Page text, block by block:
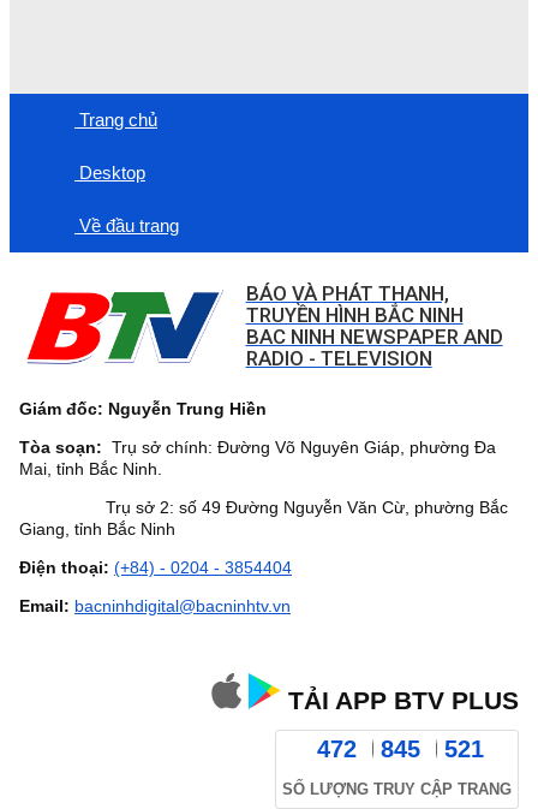
Trang chủ
Desktop
Về đầu trang
BÁO VÀ PHÁT THANH,
TRUYỀN HÌNH BẮC NINH
BAC NINH NEWSPAPER AND
RADIO - TELEVISION
Giám đốc: Nguyễn Trung Hiền
Tòa soạn: Trụ sở chính: Đường Võ Nguyên Giáp, phường Đa
Mai, tỉnh Bắc Ninh.
Trụ sở 2: số 49 Đường Nguyễn Văn Cừ, phường Bắc
Giang, tỉnh Bắc Ninh
Điện thoại: (+84) - 0204 - 3854404
Email: bacninhdigital@bacninhtv.vn
TẢI APP BTV PLUS
472 845 521
SỐ LƯỢNG TRUY CẬP TRANG